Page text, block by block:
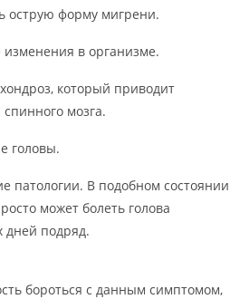
острую форму мигрени.
в организме.
который приводит
мозга.
головы.
патологии. В подобном состоянии
может болеть голова
дней подряд.
бороться с данным симптомом,